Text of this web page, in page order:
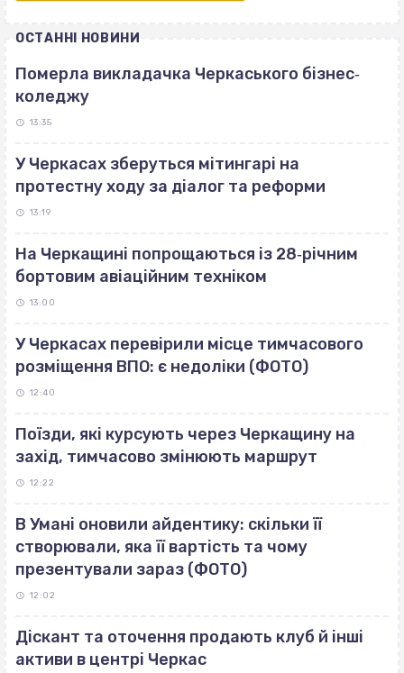
ОСТАННІ НОВИНИ
Померла викладачка Черкаського бізнес‐
коледжу
13:35
У Черкасах зберуться мітингарі на
протестну ходу за діалог та реформи
13:19
На Черкащині попрощаються із 28‐річним
бортовим авіаційним техніком
13:00
У Черкасах перевірили місце тимчасового
розміщення ВПО: є недоліки (ФОТО)
12:40
Поїзди, які курсують через Черкащину на
захід, тимчасово змінюють маршрут
12:22
В Умані оновили айдентику: скільки її
створювали, яка її вартість та чому
презентували зараз (ФОТО)
12:02
Діскант та оточення продають клуб й інші
активи в центрі Черкас